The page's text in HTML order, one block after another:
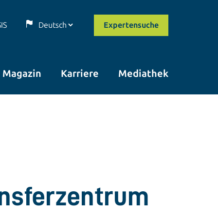
Expertensuche
Magazin Karriere Mediathek